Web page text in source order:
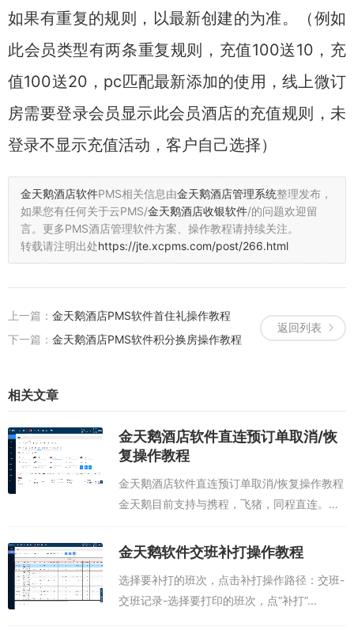
如果有重复的规则，以最新创建的为准。（例如
此会员类型有两条重复规则，充值100送10，充
值100送20，pc匹配最新添加的使用，线上微订
房需要登录会员显示此会员酒店的充值规则，未
登录不显示充值活动，客户自己选择）
金天鹅酒店软件PMS相关信息由金天鹅酒店管理系统整理发布，
如果您有任何关于云PMS/金天鹅酒店收银软件/的问题欢迎留
言。 更多PMS酒店管理软件方案、操作教程请持续关注。
转载请注明出处https://jte.xcpms.com/post/266.html
返回列表
上一篇： 金天鹅酒店PMS软件首住礼操作教程
下一篇： 金天鹅酒店PMS软件积分换房操作教程
相关文章
金天鹅酒店软件直连预订单取消/恢
复操作教程
金天鹅酒店软件直连预订单取消/恢复操作教程
金天鹅目前支持与携程，飞猪，同程直连。直
连订单取消单分为两种：①.规则内免费取
消；②.规则外平台干预取消；规则内免费取
金天鹅软件交班补打操作教程
选择要补打的班次，点击补打操作路径：交班-
交班记录-选择要打印的班次，点“补打”...